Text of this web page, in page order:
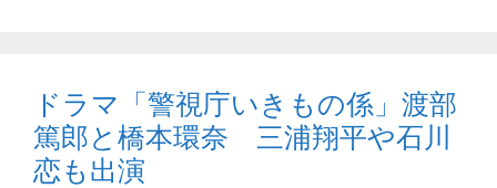
ドラマ「警視庁いきもの係」渡部
篤郎と橋本環奈 三浦翔平や石川
恋も出演